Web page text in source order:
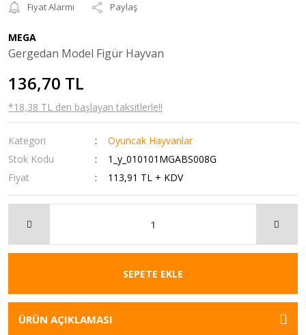
Fiyat Alarmı
Paylaş
MEGA
Gergedan Model Figür Hayvan
136,70 TL
*18,38 TL den başlayan taksitlerle!!
Kategori
Oyuncak Hayvanlar
Stok Kodu
1_y_010101MGABS008G
Fiyat
113,91 TL + KDV
SEPETE EKLE
ÜRÜN AÇIKLAMASI